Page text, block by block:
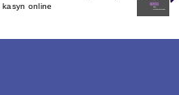
kasyn online